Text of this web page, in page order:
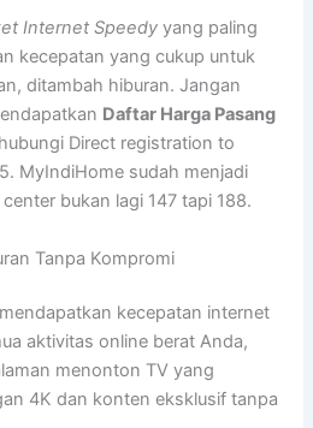
Internet Speedy yang paling
kecepatan yang cukup untuk
ditambah hiburan. Jangan
Daftar Harga Pasang
Direct registration to
MyIndiHome sudah menjadi
bukan lagi 147 tapi 188.
Tanpa Kompromi
kecepatan internet
aktivitas online berat Anda,
menonton TV yang
4K dan konten eksklusif tanpa